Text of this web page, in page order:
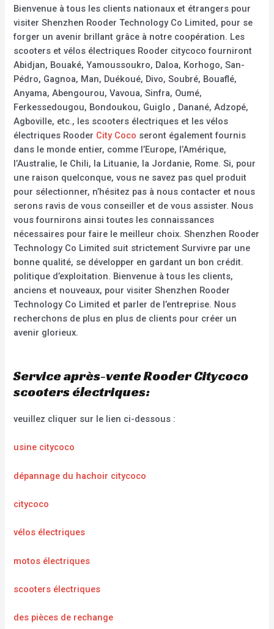
Bienvenue à tous les clients nationaux et étrangers pour
visiter Shenzhen Rooder Technology Co Limited, pour se
forger un avenir brillant grâce à notre coopération. Les
scooters et vélos électriques Rooder citycoco fourniront
Abidjan, Bouaké, Yamoussoukro, Daloa, Korhogo, San-
Pédro, Gagnoa, Man, Duékoué, Divo, Soubré, Bouaflé,
Anyama, Abengourou, Vavoua, Sinfra, Oumé,
Ferkessedougou, Bondoukou, Guiglo , Danané, Adzopé,
Agboville, etc., les scooters électriques et les vélos
électriques Rooder City Coco seront également fournis
dans le monde entier, comme l’Europe, l’Amérique,
l’Australie, le Chili, la Lituanie, la Jordanie, Rome. Si, pour
une raison quelconque, vous ne savez pas quel produit
pour sélectionner, n’hésitez pas à nous contacter et nous
serons ravis de vous conseiller et de vous assister. Nous
vous fournirons ainsi toutes les connaissances
nécessaires pour faire le meilleur choix. Shenzhen Rooder
Technology Co Limited suit strictement Survivre par une
bonne qualité, se développer en gardant un bon crédit.
politique d’exploitation. Bienvenue à tous les clients,
anciens et nouveaux, pour visiter Shenzhen Rooder
Technology Co Limited et parler de l’entreprise. Nous
recherchons de plus en plus de clients pour créer un
avenir glorieux.
Service après-vente Rooder Citycoco
scooters électriques:
veuillez cliquer sur le lien ci-dessous :
usine citycoco
dépannage du hachoir citycoco
citycoco
vélos électriques
motos électriques
scooters électriques
des pièces de rechange